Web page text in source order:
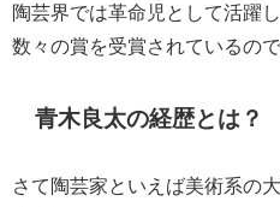
陶芸界では革命児として活躍し
数々の賞を受賞されているので
青木良太の経歴とは？
さて陶芸家といえば美術系の